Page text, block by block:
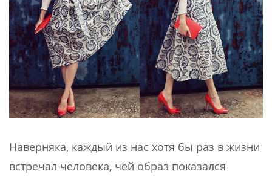
Наверняка, каждый из нас хотя бы раз в жизни
встречал человека, чей образ показался